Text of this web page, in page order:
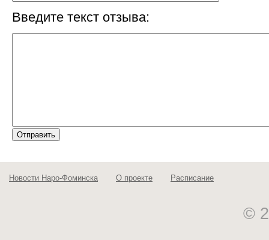
Введите текст отзыва:
Новости Наро-Фоминска О проекте Расписание
©